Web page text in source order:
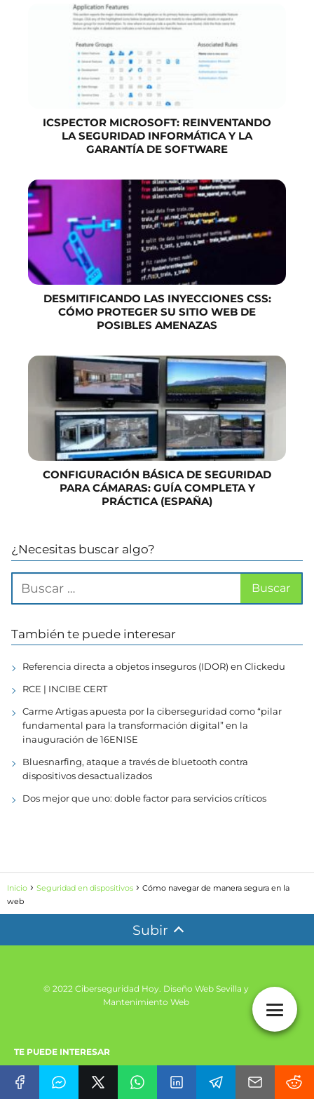
ICSPECTOR MICROSOFT: REINVENTANDO
LA SEGURIDAD INFORMÁTICA Y LA
GARANTÍA DE SOFTWARE
DESMITIFICANDO LAS INYECCIONES CSS:
CÓMO PROTEGER SU SITIO WEB DE
POSIBLES AMENAZAS
CONFIGURACIÓN BÁSICA DE SEGURIDAD
PARA CÁMARAS: GUÍA COMPLETA Y
PRÁCTICA (ESPAÑA)
¿Necesitas buscar algo?
También te puede interesar
Referencia directa a objetos inseguros (IDOR) en Clickedu
RCE | INCIBE CERT
Carme Artigas apuesta por la ciberseguridad como “pilar
fundamental para la transformación digital” en la
inauguración de 16ENISE
Bluesnarfing, ataque a través de bluetooth contra
dispositivos desactualizados
Dos mejor que uno: doble factor para servicios críticos
Inicio Seguridad en dispositivos
Cómo navegar de manera segura en la
web
Subir
© 2022 Ciberseguridad Hoy. Diseño Web Sevilla y
Mantenimiento Web
TE PUEDE INTERESAR
Mapa Sitio Web